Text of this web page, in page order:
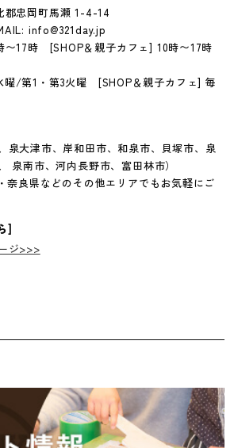
郡忠岡町馬瀬 1-4-14
info@321day.jp
〜17時 [SHOP＆親子カフェ] 10時〜17時
曜/第1・第3火曜 [SHOP＆親子カフェ] 毎
泉大津市、岸和田市、和泉市、貝塚市、泉
泉南市、河内長野市、富田林市）
奈良県などのその他エリアでもお気軽にご
]
ジ>>>